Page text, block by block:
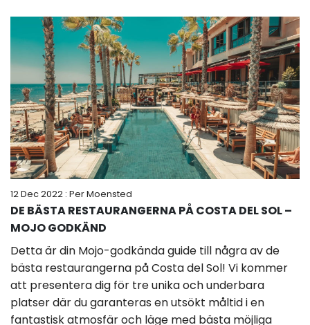
12 Dec 2022 : Per Moensted
DE BÄSTA RESTAURANGERNA PÅ COSTA DEL SOL –
MOJO GODKÄND
Detta är din Mojo-godkända guide till några av de
bästa restaurangerna på Costa del Sol! Vi kommer
att presentera dig för tre unika och underbara
platser där du garanteras en utsökt måltid i en
fantastisk atmosfär och läge med bästa möjliga